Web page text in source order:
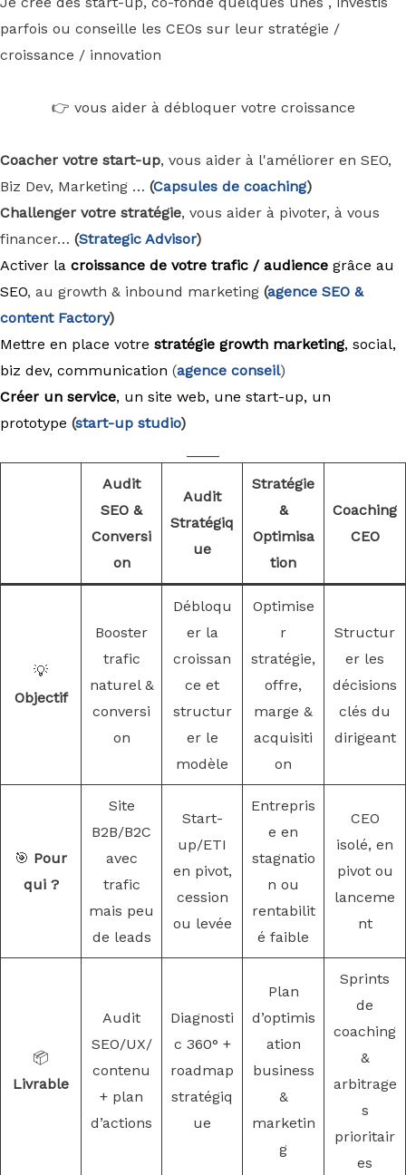
parfois ou conseille les CEOs sur leur stratégie /
croissance / innovation
👉 vous aider à débloquer votre croissance
Coacher votre start-up, vous aider à l'améliorer en SEO,
Biz Dev, Marketing … (Capsules de coaching)
Challenger votre stratégie, vous aider à pivoter, à vous
financer… (Strategic Advisor)
Activer la croissance de votre trafic / audience grâce au
SEO, au growth & inbound marketing (agence SEO &
content Factory)
Mettre en place votre stratégie growth marketing, social,
biz dev, communication (agence conseil)
Créer un service, un site web, une start-up, un
prototype (start-up studio)
Audit
SEO &
Conversi
on
Audit
Stratégiq
ue
Stratégie
&
Optimisa
tion
Coaching
CEO
💡
Objectif
Booster
trafic
naturel &
conversi
on
Débloqu
er la
croissan
ce et
structur
er le
modèle
Optimise
r
stratégie,
offre,
marge &
acquisiti
on
Structur
er les
décisions
clés du
dirigeant
🎯 Pour
qui ?
Site
B2B/B2C
avec
trafic
mais peu
de leads
Start-
up/ETI
en pivot,
cession
ou levée
Entrepris
e en
stagnatio
n ou
rentabilit
é faible
CEO
isolé, en
pivot ou
lanceme
nt
📦
Livrable
Audit
SEO/UX/
contenu
+ plan
d’actions
Diagnosti
c 360° +
roadmap
stratégiq
ue
Plan
d’optimis
ation
business
&
marketin
g
Sprints
de
coaching
&
arbitrage
s
prioritair
es